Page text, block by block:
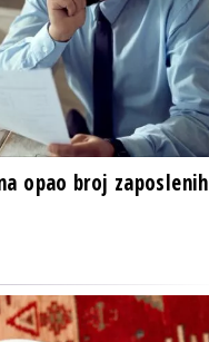
opao broj zaposlenih